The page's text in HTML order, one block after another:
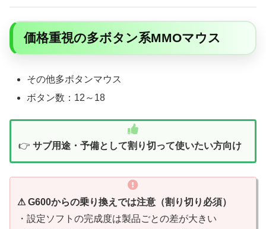
価格重視の多ボタン系MMOマウス
その他多ボタンマウス
ボタン数：12～18
👉 サブ用途・予備として割り切って使いたい方向け
⚠ G600からの乗り換えでは注意（割り切り必須）
・設定ソフトの完成度は製品ごとの差が大きい